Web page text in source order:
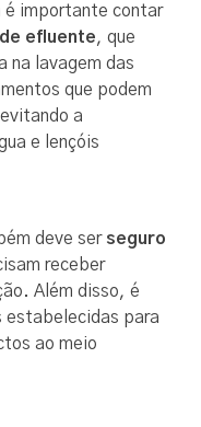
é importante contar
efluente, que
na lavagem das
que podem
a
e lençóis
deve ser seguro
receber
Além disso, é
estabelecidas para
ao meio